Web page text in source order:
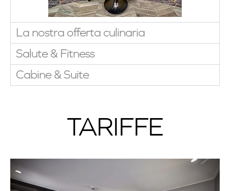
La nostra offerta culinaria
Salute & Fitness
Cabine & Suite
TARIFFE